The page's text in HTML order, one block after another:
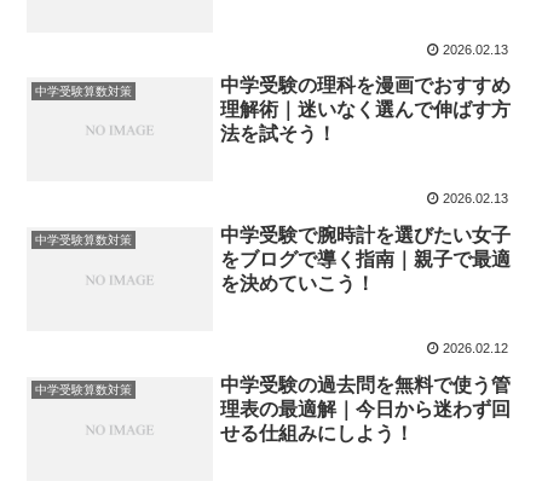
2026.02.13
中学受験算数対策
中学受験の理科を漫画でおすすめ
理解術｜迷いなく選んで伸ばす方
法を試そう！
2026.02.13
中学受験算数対策
中学受験で腕時計を選びたい女子
をブログで導く指南｜親子で最適
を決めていこう！
2026.02.12
中学受験算数対策
中学受験の過去問を無料で使う管
理表の最適解｜今日から迷わず回
せる仕組みにしよう！